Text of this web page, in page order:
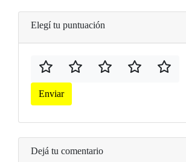
Elegí tu puntuación
Enviar
Dejá tu comentario